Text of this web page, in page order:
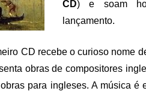
CD) e soam
lançamento.
CD recebe o curioso nome
obras de compositores
para ingleses. A música